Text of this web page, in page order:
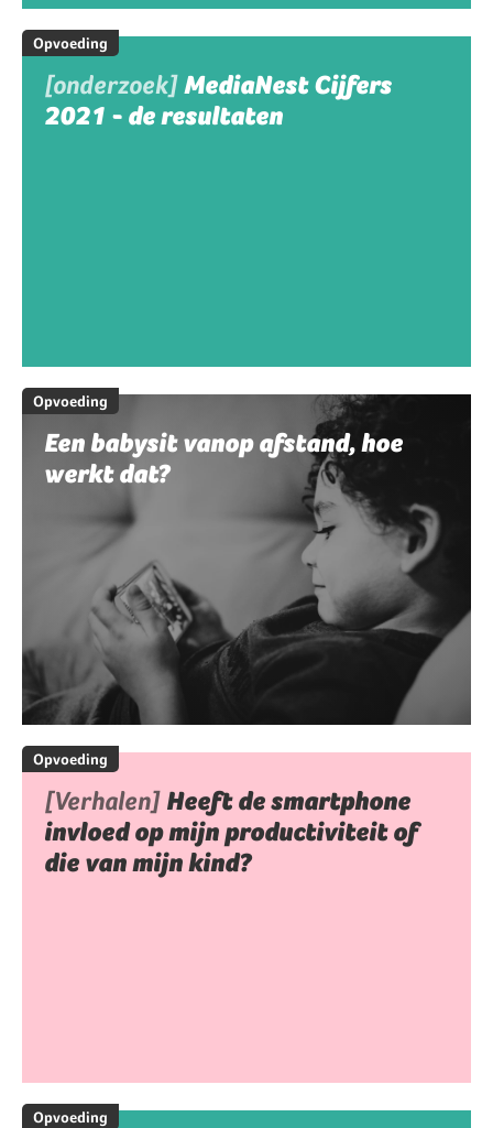
Opvoeding
[onderzoek]MediaNest Cijfers
2021 - de resultaten
Opvoeding
Een babysit vanop afstand, hoe
werkt dat?
Opvoeding
[Verhalen] Heeft de smartphone
invloed op mijn productiviteit of
die van mijn kind?
Opvoeding